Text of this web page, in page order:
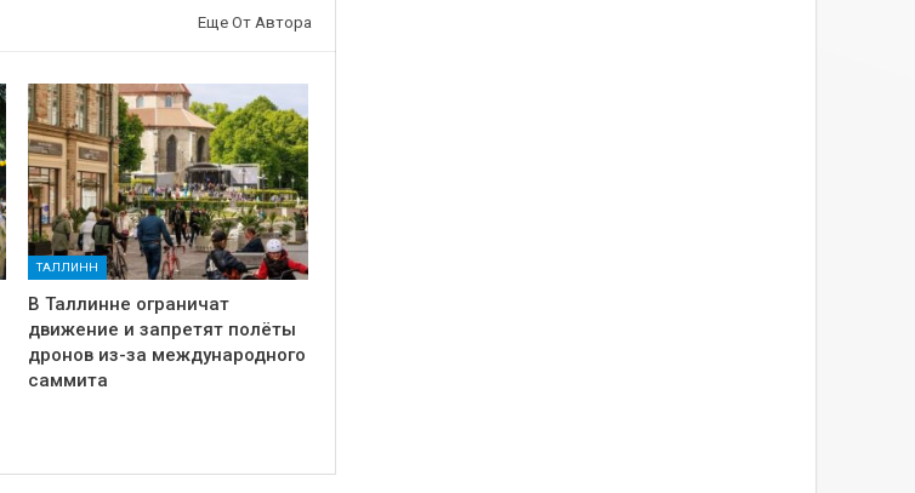
Еще От Автора
ТАЛЛИНН
В Таллинне ограничат
движение и запретят полёты
дронов из-за международного
саммита